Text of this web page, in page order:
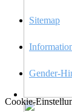
Sitemap
Gender-
Cookie-